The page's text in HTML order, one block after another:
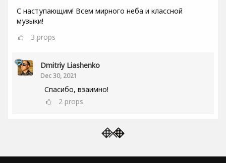
С наступающим! Всем мирного неба и классной
музыки!
3 props
Dmitriy Liashenko
Dec 30, 2021
Спасибо, взаимно!
2 props